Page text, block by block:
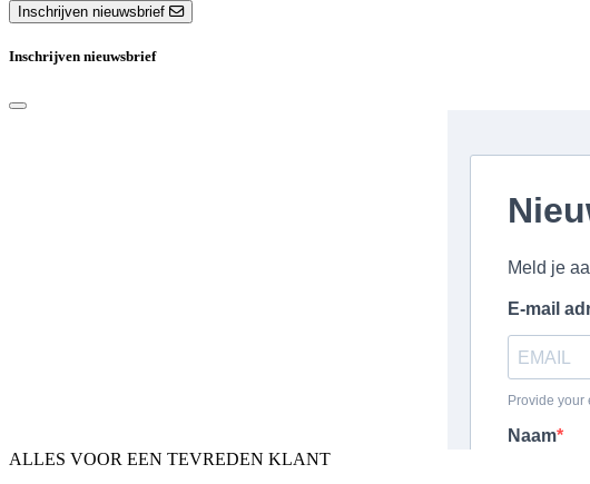
Inschrijven nieuwsbrief
Inschrijven nieuwsbrief
ALLES VOOR EEN TEVREDEN KLANT